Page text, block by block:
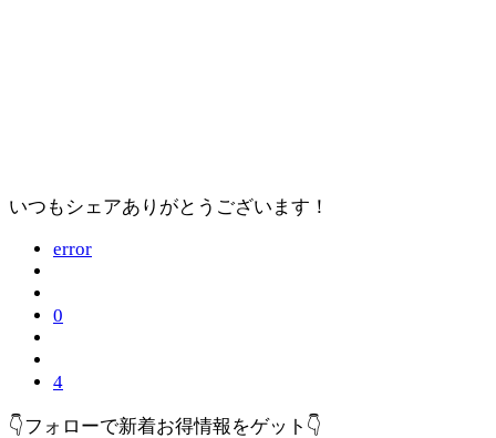
いつもシェアありがとうございます！
error
0
4
👇フォローで新着お得情報をゲット👇